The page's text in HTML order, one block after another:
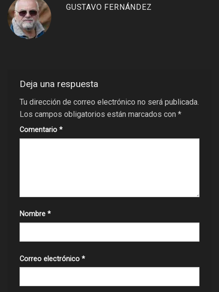
GUSTAVO FERNÁNDEZ
Deja una respuesta
Tu dirección de correo electrónico no será publicada.
Los campos obligatorios están marcados con *
Comentario *
Nombre *
Correo electrónico *